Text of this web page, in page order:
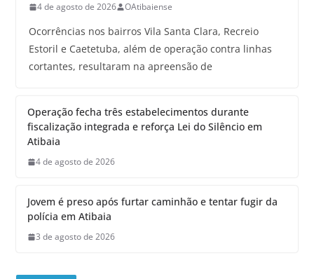
4 de agosto de 2026 OAtibaiense
Ocorrências nos bairros Vila Santa Clara, Recreio
Estoril e Caetetuba, além de operação contra linhas
cortantes, resultaram na apreensão de
Operação fecha três estabelecimentos durante
fiscalização integrada e reforça Lei do Silêncio em
Atibaia
4 de agosto de 2026
Jovem é preso após furtar caminhão e tentar fugir da
polícia em Atibaia
3 de agosto de 2026